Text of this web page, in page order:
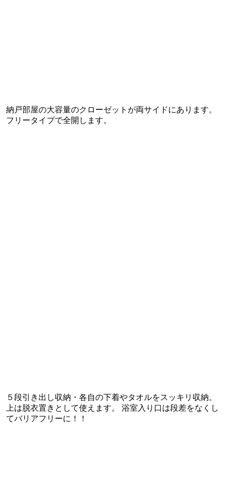
納戸部屋の大容量のクローゼットが両サイドにあります。
フリータイプで全開します。
５段引き出し収納・各自の下着やタオルをスッキリ収納。
上は脱衣置きとして使えます。 浴室入り口は段差をなくし
てバリアフリーに！！